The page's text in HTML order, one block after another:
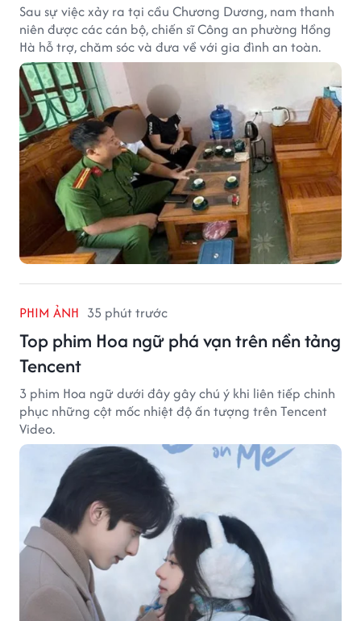
Sau sự việc xảy ra tại cầu Chương Dương, nam thanh
niên được các cán bộ, chiến sĩ Công an phường Hồng
Hà hỗ trợ, chăm sóc và đưa về với gia đình an toàn.
PHIM ẢNH 35 phút trước
Top phim Hoa ngữ phá vạn trên nền tảng
Tencent
3 phim Hoa ngữ dưới đây gây chú ý khi liên tiếp chinh
phục những cột mốc nhiệt độ ấn tượng trên Tencent
Video.